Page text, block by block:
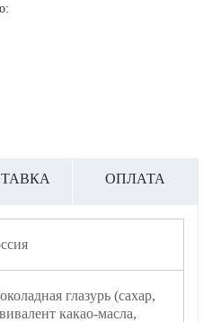
ОПЛАТА
глазурь (сахар,
какао-масла,